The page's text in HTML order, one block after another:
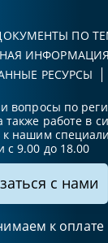
ПО
РЕСУРСЫ
вопросы по
также работе в
к нашим
с 9.00 до 18.00
с нами
к оплате